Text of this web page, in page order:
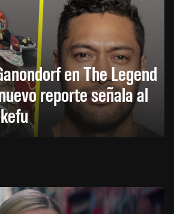
en The Legend
reporte señala al